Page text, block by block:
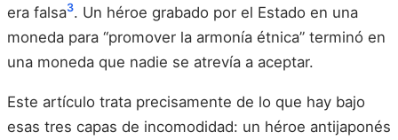
era falsa3. Un héroe grabado por el Estado en una
moneda para “promover la armonía étnica” terminó en
una moneda que nadie se atrevía a aceptar.
Este artículo trata precisamente de lo que hay bajo
esas tres capas de incomodidad: un héroe antijaponés